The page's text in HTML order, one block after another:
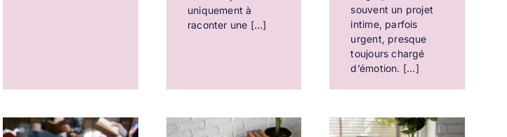
uniquement à
raconter une [...]
souvent un projet
intime, parfois
urgent, presque
toujours chargé
d’émotion. [...]